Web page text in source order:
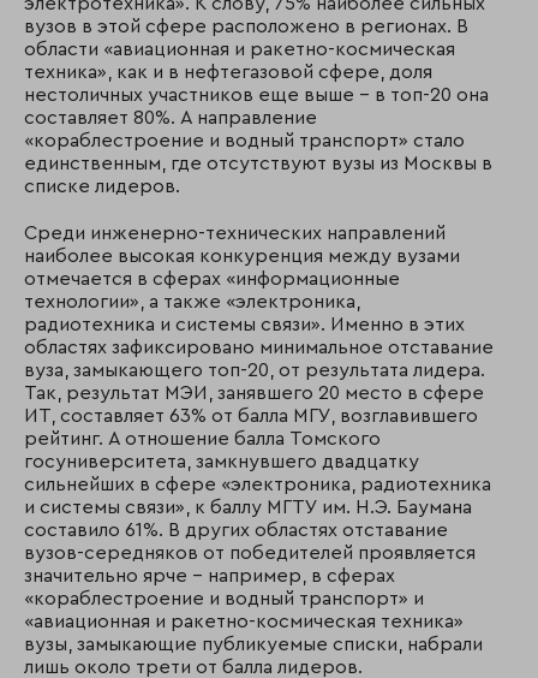
вузов в этой сфере расположено в регионах. В
области «авиационная и ракетно-космическая
техника», как и в нефтегазовой сфере, доля
нестоличных участников еще выше – в топ-20 она
составляет 80%. А направление
«кораблестроение и водный транспорт» стало
единственным, где отсутствуют вузы из Москвы в
списке лидеров.
Среди инженерно-технических направлений
наиболее высокая конкуренция между вузами
отмечается в сферах «информационные
технологии», а также «электроника,
радиотехника и системы связи». Именно в этих
областях зафиксировано минимальное отставание
вуза, замыкающего топ-20, от результата лидера.
Так, результат МЭИ, занявшего 20 место в сфере
ИТ, составляет 63% от балла МГУ, возглавившего
рейтинг. А отношение балла Томского
госуниверситета, замкнувшего двадцатку
сильнейших в сфере «электроника, радиотехника
и системы связи», к баллу МГТУ им. Н.Э. Баумана
составило 61%. В других областях отставание
вузов-середняков от победителей проявляется
значительно ярче – например, в сферах
«кораблестроение и водный транспорт» и
«авиационная и ракетно-космическая техника»
вузы, замыкающие публикуемые списки, набрали
лишь около трети от балла лидеров.